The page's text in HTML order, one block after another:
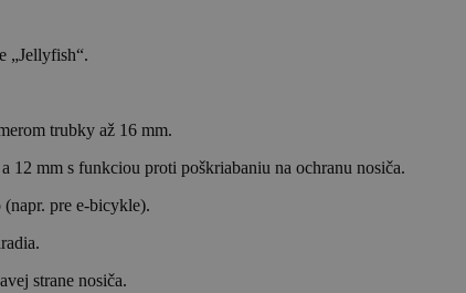
„Jellyfish“.
trubky až 16 mm.
12 mm s funkciou proti poškriabaniu na ochranu nosiča.
(napr. pre e-bicykle).
strane nosiča.